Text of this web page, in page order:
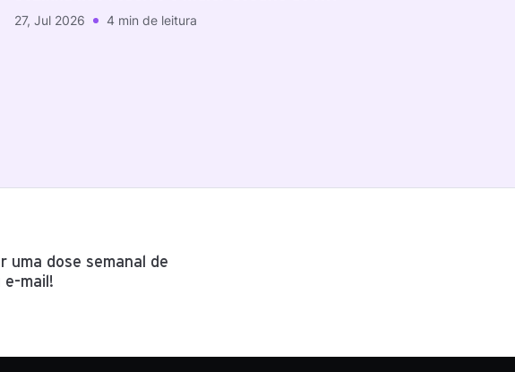
27, Jul 2026 4 min de leitura
uma dose semanal de
mail!